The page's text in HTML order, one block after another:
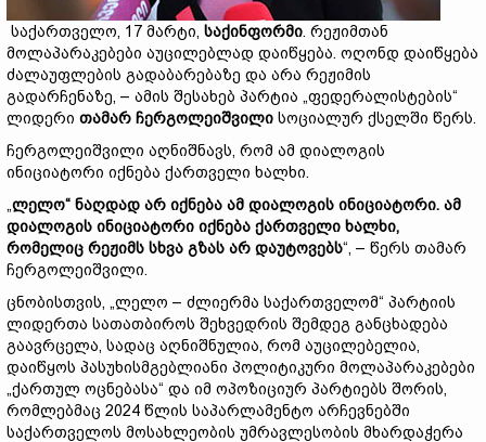
საქართველო, 17 მარტი, საქინფორმი. რეჟიმთან
მოლაპარაკებები აუცილებლად დაიწყება. ოღონდ დაიწყება
ძალაუფლების გადაბარებაზე და არა რეჟიმის
გადარჩენაზე, – ამის შესახებ პარტია „ფედერალისტების“
ლიდერი თამარ ჩერგოლეიშვილი სოციალურ ქსელში წერს.
ჩერგოლეიშვილი აღნიშნავს, რომ ამ დიალოგის
ინიციატორი იქნება ქართველი ხალხი.
„ლელო“ ნაღდად არ იქნება ამ დიალოგის ინიციატორი. ამ
დიალოგის ინიციატორი იქნება ქართველი ხალხი,
რომელიც რეჟიმს სხვა გზას არ დაუტოვებს“, – წერს თამარ
ჩერგოლეიშვილი.
ცნობისთვის, „ლელო – ძლიერმა საქართველომ“ პარტიის
ლიდერთა სათათბიროს შეხვედრის შემდეგ განცხადება
გაავრცელა, სადაც აღნიშნულია, რომ აუცილებელია,
დაიწყოს პასუხისმგებლიანი პოლიტიკური მოლაპარაკებები
„ქართულ ოცნებასა“ და იმ ოპოზიციურ პარტიებს შორის,
რომლებმაც 2024 წლის საპარლამენტო არჩევნებში
საქართველოს მოსახლეობის უმრავლესობის მხარდაჭერა